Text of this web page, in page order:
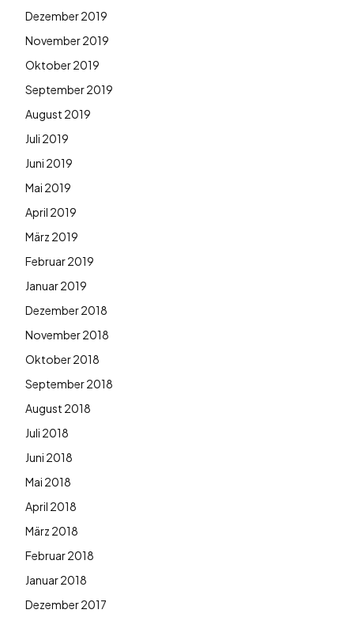
Dezember 2019
November 2019
Oktober 2019
September 2019
August 2019
Juli 2019
Juni 2019
Mai 2019
April 2019
März 2019
Februar 2019
Januar 2019
Dezember 2018
November 2018
Oktober 2018
September 2018
August 2018
Juli 2018
Juni 2018
Mai 2018
April 2018
März 2018
Februar 2018
Januar 2018
Dezember 2017